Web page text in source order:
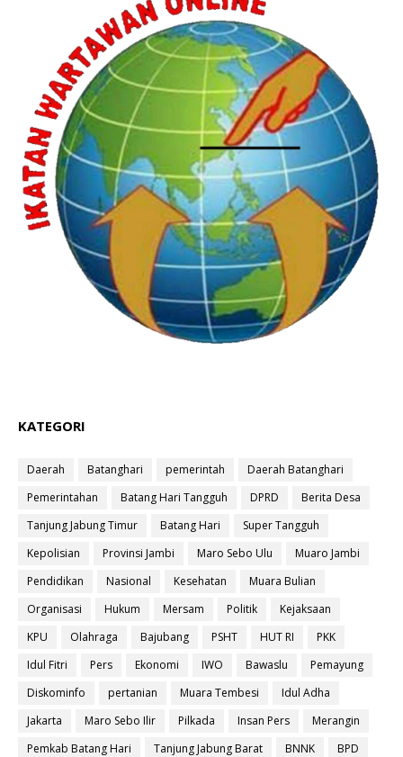
KATEGORI
Daerah Batanghari pemerintah
Daerah Batanghari
Pemerintahan
Batang Hari Tangguh DPRD
Berita Desa
Tanjung Jabung Timur
Batang Hari
Super Tangguh
Kepolisian
Provinsi Jambi Maro Sebo Ulu
Muaro Jambi
Pendidikan
Nasional Kesehatan
Muara Bulian
Organisasi
Hukum Mersam Politik
Kejaksaan
KPU
Olahraga Bajubang PSHT HUT RI
PKK
Idul Fitri
Pers Ekonomi IWO Bawaslu
Pemayung
Diskominfo
pertanian Muara Tembesi
Idul Adha
Jakarta
Maro Sebo Ilir Pilkada Insan Pers
Merangin
Pemkab Batang Hari
Tanjung Jabung Barat BNNK
BPD